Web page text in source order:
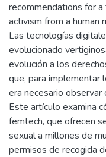
recommendations for
activism from a human
Las tecnologías
evolucionado
evolución a los
que, para implementar
era necesario
Este artículo examina
femtech, que ofrecen
sexual a millones de
permisos de recogida